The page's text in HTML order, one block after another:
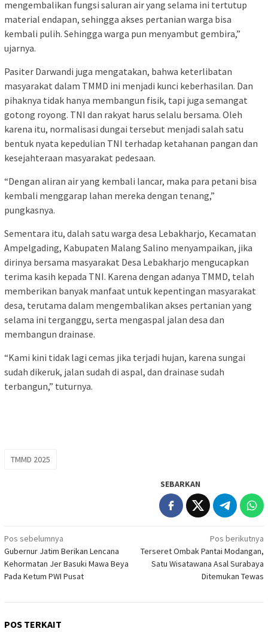
mengembalikan fungsi saluran air yang selama ini tertutup
material endapan, sehingga akses pertanian warga bisa
kembali pulih. Sehingga warga pun menyambut gembira,”
ujarnya.
Pasiter Darwandi juga mengatakan, bahwa keterlibatan
masyarakat dalam TMMD ini menjadi kunci keberhasilan. Dan
pihaknya tidak hanya membangun fisik, tapi juga semangat
gotong royong. TNI dan rakyat harus selalu bersama. Oleh
karena itu, normalisasi dungai tersebut menjadi salah satu
bentuk nyata kepedulian TNI terhadap ketahanan pangan dan
kesejahteraan masyarakat pedesaan.
“Dengan aliran air yang kembali lancar, maka para petani bisa
kembali menggarap lahan mereka dengan tenang,”
pungkasnya.
Sementara itu, dalah satu warga desa Lebakharjo, Kecamatan
Ampelgading, Kabupaten Malang Salino menyampaikan, jika
dirinya bersama masyarakat Desa Lebakharjo mengucapkan
terima kasih kepada TNI. Karena dengan adanya TMMD, telah
memberikan banyak manfaat untuk kepentingan masyarakat
desa, terutama dalam mengembalikan akses pertanian yang
selama ini terganggu, serta mengaspal jalan desa dan
membangun drainase.
“Kami kini tidak lagi cemas jika terjadi hujan, karena sungai
sudah dikeruk, jalan sudah di aspal, dan drainase sudah
terbangun,” tuturnya.
TMMD 2025
SEBARKAN
Navigasi
pos
Pos sebelumnya
Gubernur Jatim Berikan Lencana
Kehormatan Jer Basuki Mawa Beya
Pada Ketum PWI Pusat
Pos berikutnya
Terseret Ombak Pantai Modangan,
Satu Wisatawana Asal Surabaya
Ditemukan Tewas
POS TERKAIT